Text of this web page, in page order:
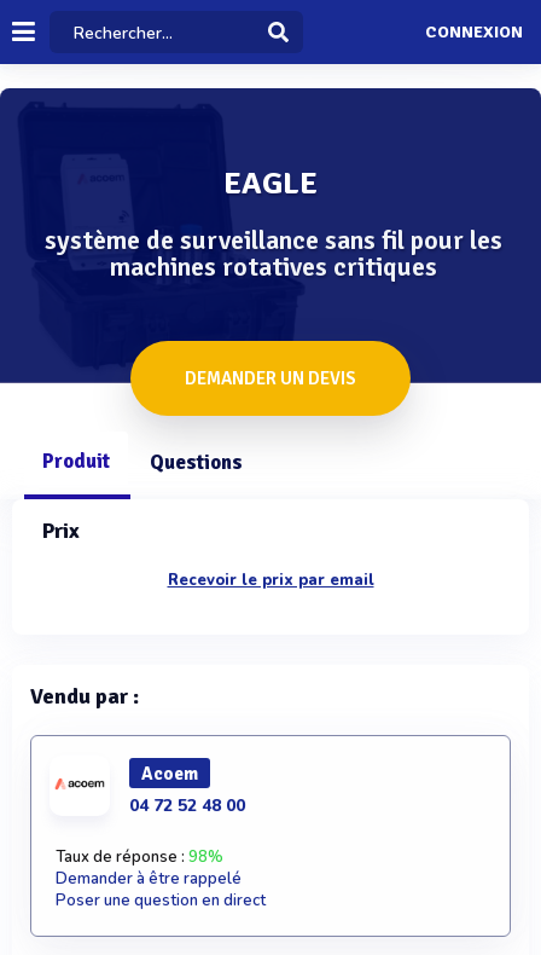
CONNEXION
EAGLE
système de surveillance sans fil pour les
machines rotatives critiques
DEMANDER UN DEVIS
Produit Questions
Prix
Recevoir le prix par email
Vendu par :
Acoem
04 72 52 48 00
Taux de réponse : 98%
Demander à être rappelé
Poser une question en direct